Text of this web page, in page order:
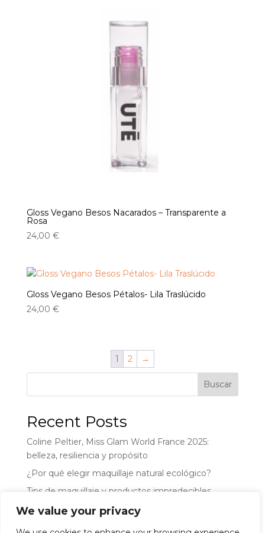
We value your privacy
Gloss Vegano Besos Nacarados – Transparente a
Rosa
24,00 €
Gloss Vegano Besos Pétalos- Lila Traslúcido
24,00 €
1 2 →
Buscar
Recent Posts
Coline Peltier, Miss Glam World France 2025:
belleza, resiliencia y propósito
¿Por qué elegir maquillaje natural ecológico?
Tips de maquillaje y productos impredecibles
Recent Comments